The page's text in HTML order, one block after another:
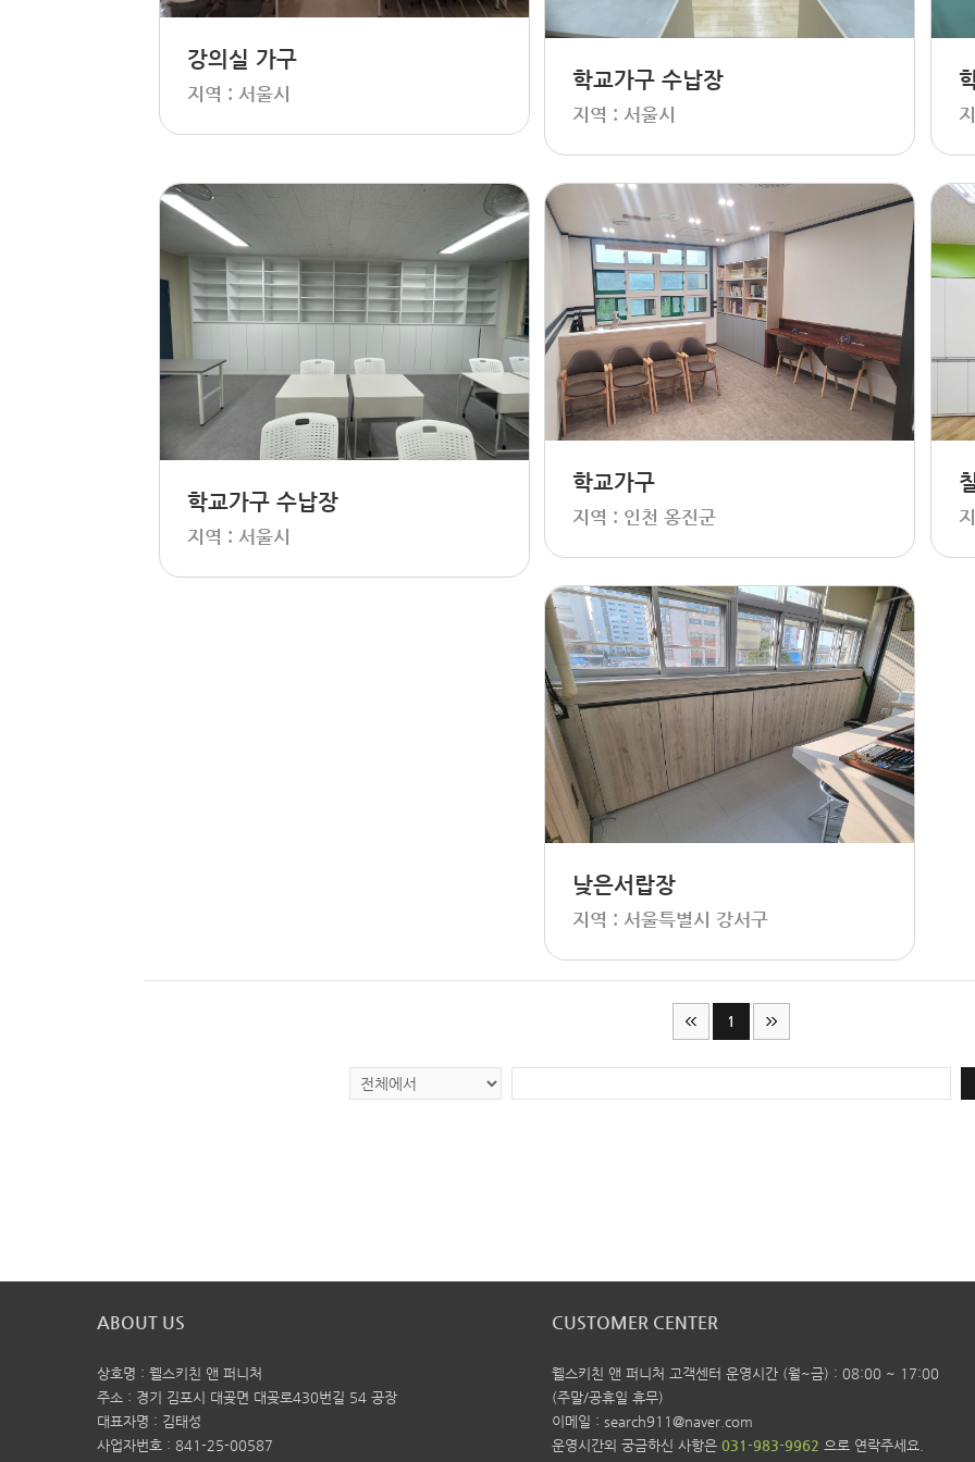
강의실 가구
지역 : 서울시
학교가구 수납장
지역 : 서울시
학교가구 수납장
지역 : 서울시
학교가구
지역 : 인천 옹진군
낮은서랍장
지역 : 서울특별시 강서구
1
ABOUT US
상호명 : 웰스키친 앤 퍼니처
주소 : 경기 김포시 대곶면 대곶로430번길 54 공장
대표자명 : 김태성
사업자번호 : 841-25-00587
CUSTOMER CENTER
웰스키친 앤 퍼니처 고객센터 운영시간 (월~금) : 08:00 ~ 17:00
(주말/공휴일 휴무)
이메일 : search911@naver.com
운영시간외 궁금하신 사항은 031-983-9962 으로 연락주세요.